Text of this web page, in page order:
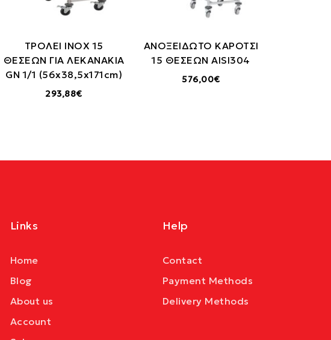
ΤΡΟΛΕΙ ΙΝΟΧ 15
ΘΕΣΕΩΝ ΓΙΑ ΛΕΚΑΝΑΚΙΑ
GN 1/1 (56x38,5x171cm)
293,88€
ΑΝΟΞΕΙΔΩΤΟ ΚΑΡΟΤΣΙ
15 ΘΕΣΕΩΝ AISI304
576,00€
Links
Home
Blog
About us
Account
Help
Contact
Payment Methods
Delivery Methods